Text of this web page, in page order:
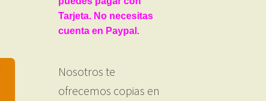
Tarjeta. No necesitas
cuenta en Paypal.
Nosotros te
ofrecemos copias en